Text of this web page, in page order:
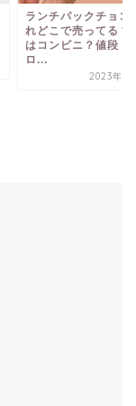
ランチパックチョコ
れどこで売ってる？
はコンビニ？値段・
ロ...
2023年1